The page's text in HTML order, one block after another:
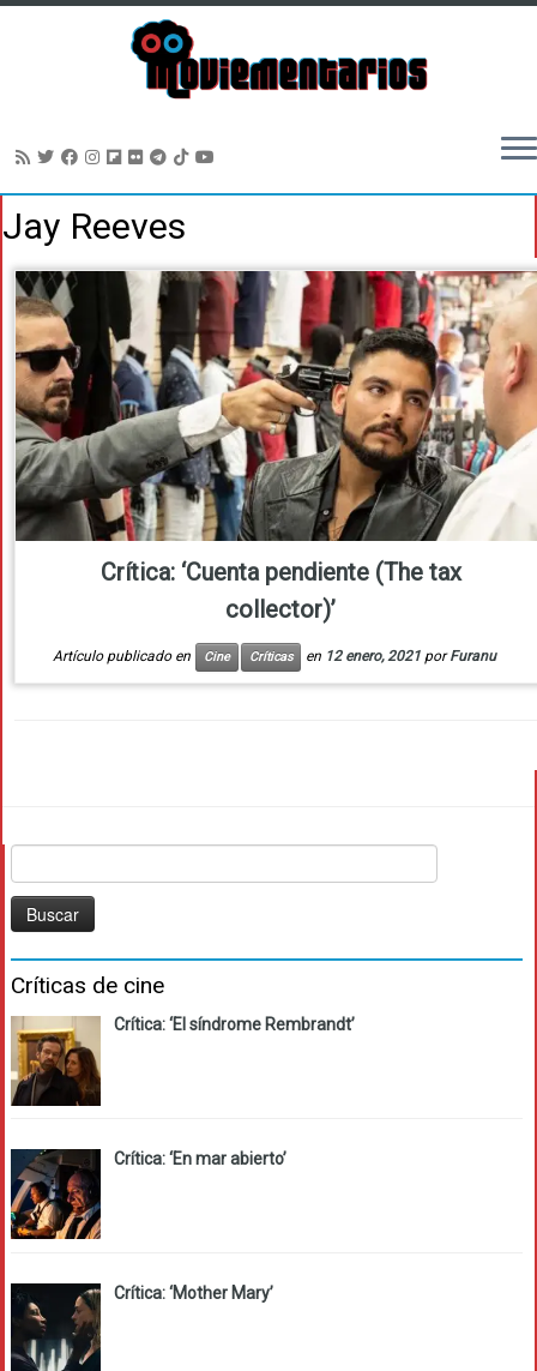
alJay Reeves
Crítica: ‘Cuenta pendiente (The tax
collector)’
Artículo publicado en Cine Críticas en 12 enero, 2021 porFuranu
Críticas de cine
Crítica: ‘El síndrome Rembrandt’
Crítica: ‘En mar abierto’
Crítica: ‘Mother Mary’